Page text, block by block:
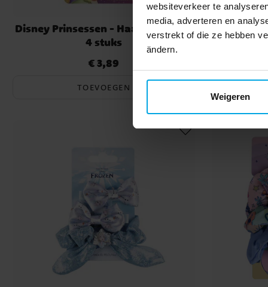
websiteverkeer te
media, adverteren en
verstrekt of die ze hebben
ändern.
Weigeren
Disney Prinsessen - Haarelatiekjes
4 stuks
Prijs:€ 3,89
€ 3,89
TOEVOEGEN
Bluey -